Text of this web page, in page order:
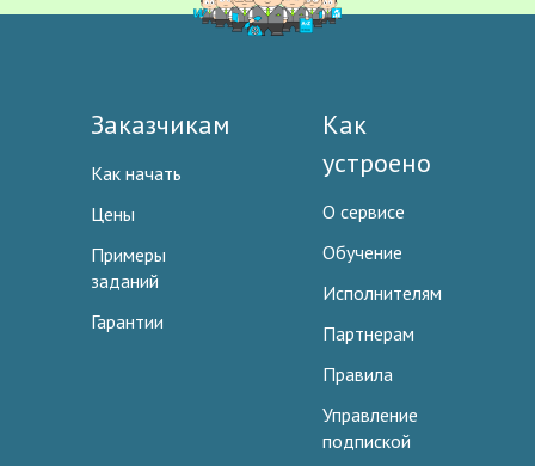
Заказчикам
Как начать
Цены
Примеры
заданий
Гарантии
Как
устроено
О сервисе
Обучение
Исполнителям
Партнерам
Правила
Управление
подпиской